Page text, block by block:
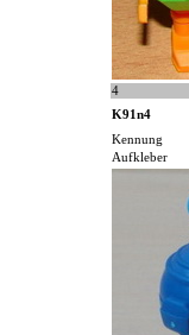
4
K91n4
Kennung
Aufkleber